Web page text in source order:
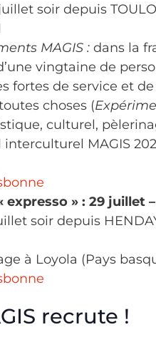
soir depuis
MAGIS : dans la
vingtaine de
fortes de service et
choses (
culturel,
interculturel MAGIS
» : 29 juillet
soir depuis
à Loyola (Pays
recrute !